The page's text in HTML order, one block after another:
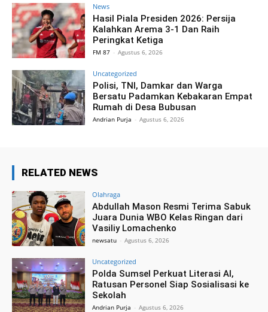
News
Hasil Piala Presiden 2026: Persija
Kalahkan Arema 3-1 Dan Raih
Peringkat Ketiga
FM 87 - Agustus 6, 2026
Uncategorized
Polisi, TNI, Damkar dan Warga
Bersatu Padamkan Kebakaran Empat
Rumah di Desa Bubusan
Andrian Purja - Agustus 6, 2026
RELATED NEWS
Olahraga
Abdullah Mason Resmi Terima Sabuk
Juara Dunia WBO Kelas Ringan dari
Vasiliy Lomachenko
newsatu - Agustus 6, 2026
Uncategorized
Polda Sumsel Perkuat Literasi AI,
Ratusan Personel Siap Sosialisasi ke
Sekolah
Andrian Purja - Agustus 6, 2026